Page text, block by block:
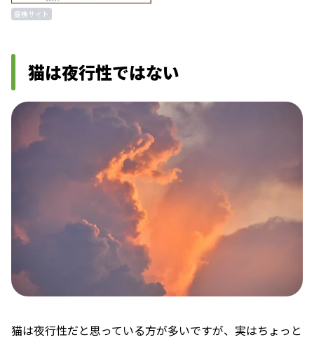
提携サイト
猫は夜行性ではない
猫は夜行性だと思っている方が多いですが、実はちょっと